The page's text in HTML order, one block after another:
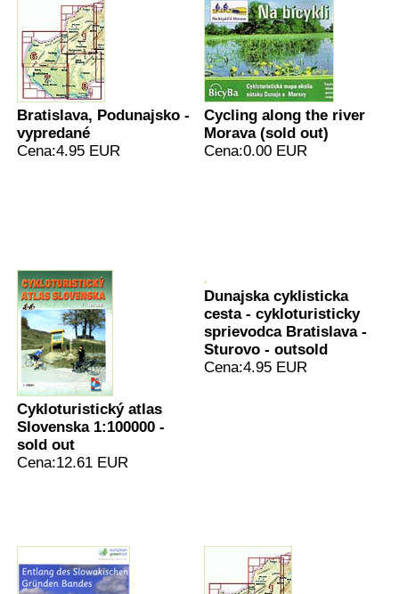
Bratislava, Podunajsko -
vypredané
Cena:4.95 EUR
Cycling along the river
Morava (sold out)
Cena:0.00 EUR
Cykloturistický atlas
Slovenska 1:100000 -
sold out
Cena:12.61 EUR
Dunajska cyklisticka
cesta - cykloturisticky
sprievodca Bratislava -
Sturovo - outsold
Cena:4.95 EUR